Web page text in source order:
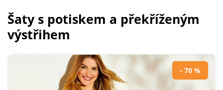
Šaty s potiskem a překříženým
výstřihem
- 70 %